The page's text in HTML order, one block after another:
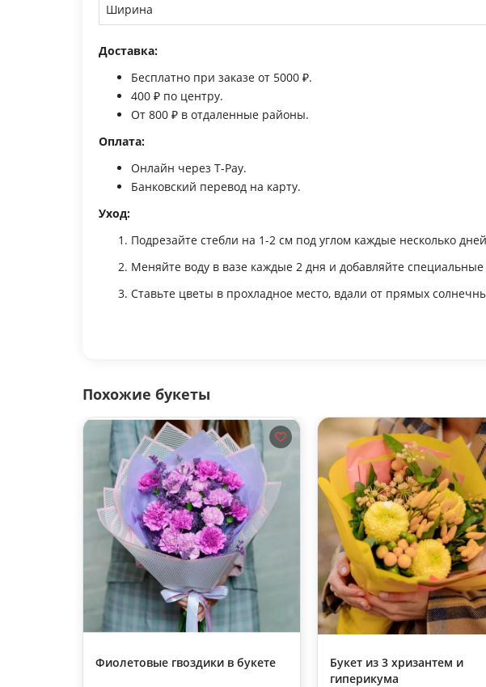
Ширина
Доставка:
Бесплатно при заказе от 5000 ₽.
400 ₽ по центру.
От 800 ₽ в отдаленные районы.
Оплата:
Онлайн через T-Pay.
Банковский перевод на карту.
Уход:
Подрезайте стебли на 1-2 см под углом каждые несколько
Меняйте воду в вазе каждые 2 дня и добавляйте
Ставьте цветы в прохладное место, вдали от прямых
Похожие букеты
Фиолетовые гвоздики в букете
Букет из 3 хризантем и
гиперикума